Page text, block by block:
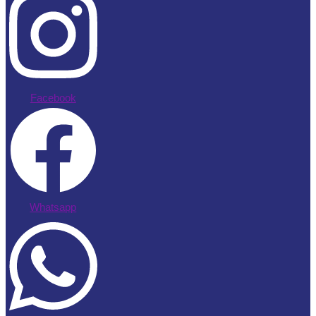
Facebook
Whatsapp